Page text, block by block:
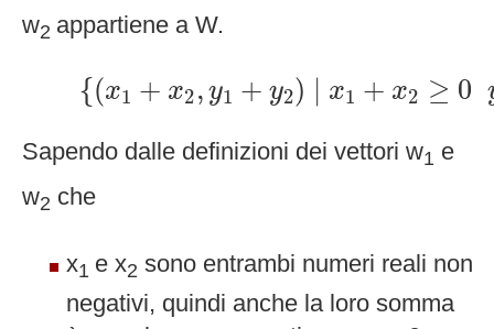
w2 appartiene a W.
{(x1 + x2, y1 + y2) | x1 + x2 ≥ 0
( y1 y2 ) 1 ≥0 y
Sapendo dalle definizioni dei vettori w1 e
w2 che
x1 e x2 sono entrambi numeri reali non
negativi, quindi anche la loro somma